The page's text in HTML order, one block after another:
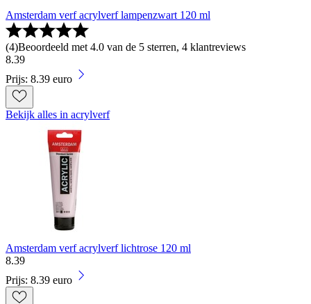
Amsterdam verf acrylverf lampenzwart 120 ml
(4)Beoordeeld met 4.0 van de 5 sterren, 4 klantreviews
8.39
Prijs: 8.39 euro
Bekijk alles in acrylverf
Amsterdam verf acrylverf lichtrose 120 ml
8.39
Prijs: 8.39 euro